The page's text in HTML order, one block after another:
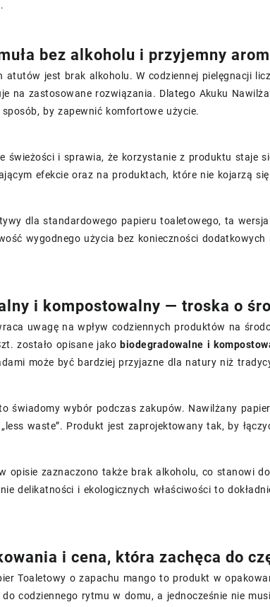
bez alkoholu i przyjemny
atutów jest brak alkoholu. W codziennej pielęgnacji
na zastosowane rozwiązania. Dlatego Akuku
by zapewnić komfortowe użycie.
świeżości i sprawia, że korzystanie z produktu staje
efekcie oraz na produktach, które nie kojarzą
dla standardowego papieru toaletowego, ta
wygodnego użycia bez konieczności
i kompostowalny — troska o
uwagę na wpływ codziennych produktów na
zostało opisane jako biodegradowalne i
może być bardziej przyjazne dla natury niż
świadomy wybór podczas zakupów. Nawilżany
waste”. Produkt jest zaprojektowany tak, by
opisie zaznaczono także brak alkoholu, co stanowi
delikatności i ekologicznych właściwości to
i cena, która zachęca do
Toaletowy o zapachu mango to produkt w
codziennego rytmu w domu, a jednocześnie nie